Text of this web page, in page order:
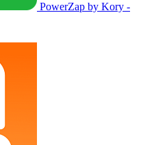
PowerZap by Kory -